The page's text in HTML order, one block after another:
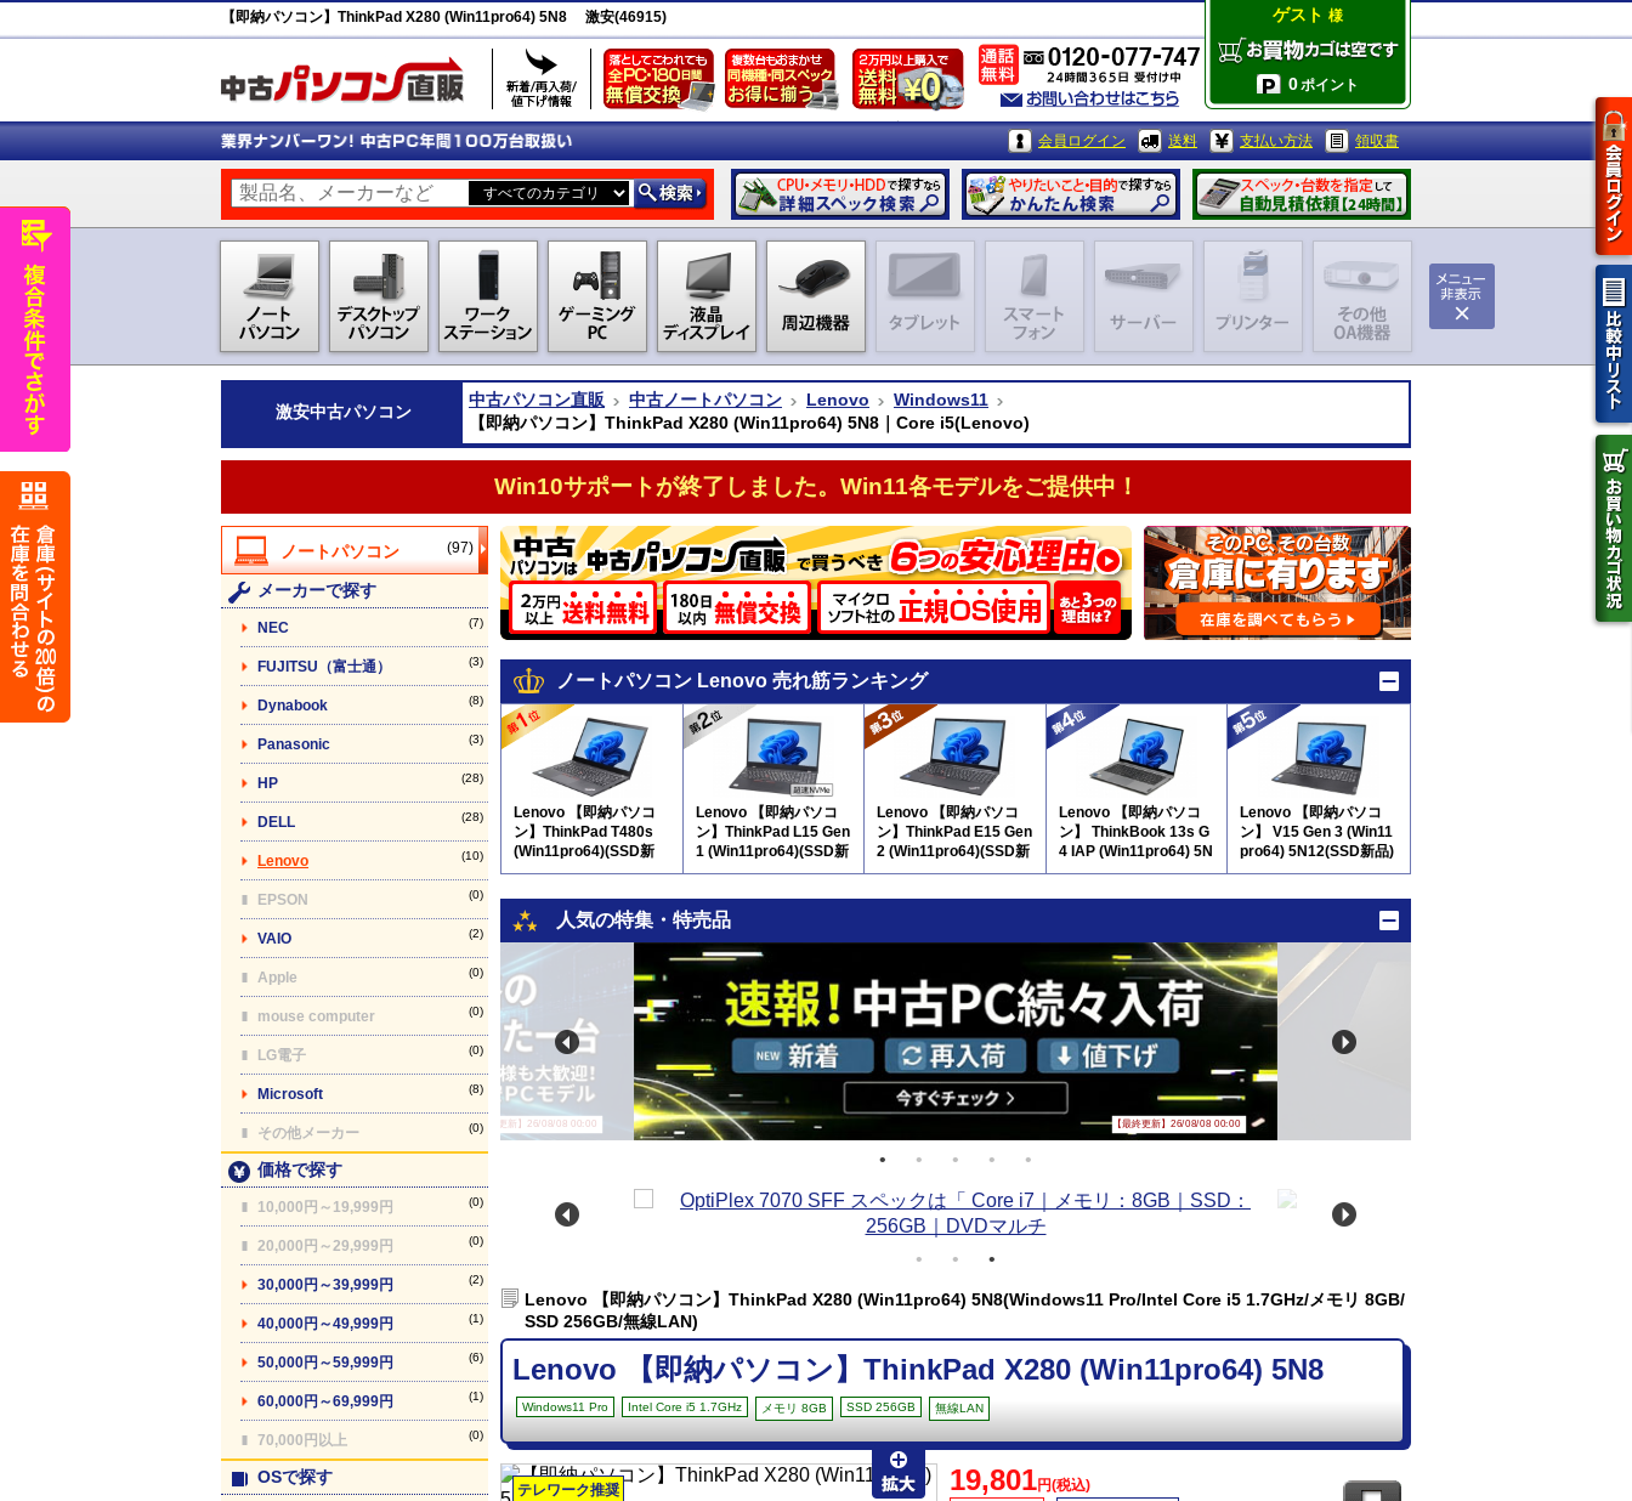
【即納パソコン】ThinkPad X280 (Win11pro64) 5N8 激安(46915) ゲスト 様
0ポイント
会員ログイン 送料 支払い方法 領収書
激安中古パソコン
中古パソコン直販 中古ノートパソコン Lenovo
Windows11
【即納パソコン】ThinkPad X280 (Win11pro64) 5N8｜Core i5(Lenovo)
Win10サポートが終了しました。Win11各モデルをご提供中！
(97)
メーカーで探す
NEC (7)
FUJITSU（富士通） (3)
Dynabook (8)
Panasonic (3)
HP (28)
DELL (28)
Lenovo (10)
EPSON (0)
VAIO (2)
Apple (0)
mouse computer (0)
LG電子 (0)
Microsoft (8)
その他メーカー (0)
価格で探す
10,000円～19,999円 (0)
20,000円～29,999円 (0)
30,000円～39,999円 (2)
40,000円～49,999円 (1)
50,000円～59,999円 (6)
60,000円～69,999円 (1)
70,000円以上 (0)
OSで探す
ノートパソコン Lenovo 売れ筋ランキング
Lenovo 【即納パソコ
ン】ThinkPad T480s
(Win11pro64)(SSD新
品) 7N8
Lenovo 【即納パソコ
ン】ThinkPad L15 Gen
1 (Win11pro64)(SSD新
品) 5N10 ※テンキー
Lenovo 【即納パソコ
ン】ThinkPad E15 Gen
2 (Win11pro64)(SSD新
品) 5N11 ※テンキー
Lenovo 【即納パソコ
ン】 ThinkBook 13s G
4 IAP (Win11pro64) 5N
12
Lenovo 【即納パソコ
ン】 V15 Gen 3 (Win11
pro64) 5N12(SSD新品)
※テンキー付
人気の特集・特売品
【最終更新】26/08/08 00:00 【最終更新】26/08/08 00:00
Lenovo 【即納パソコン】ThinkPad X280 (Win11pro64) 5N8(Windows11 Pro/Intel Core i5 1.7GHz/メモリ 8GB/
SSD 256GB/無線LAN)
Lenovo 【即納パソコン】ThinkPad X280 (Win11pro64) 5N8
Windows11 Pro Intel Core i5 1.7GHz メモリ 8GB SSD 256GB 無線LAN
テレワーク推奨 19,801円(税込)